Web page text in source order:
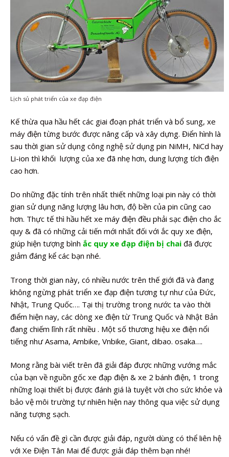
Lịch sủ phát triển của xe đạp điện
Kế thừa qua hầu hết các giai đoạn phát triển và bổ sung, xe
máy điện từng bước được nâng cấp và xây dựng. Điển hình là
sau thời gian sử dụng công nghệ sử dụng pin NiMH, NiCd hay
Li-ion thì khối lượng của xe đã nhẹ hơn, dung lượng tích điện
cao hơn.
Do những đặc tính trên nhất thiết những loại pin này có thời
gian sử dụng năng lượng lâu hơn, độ bền của pin cũng cao
hơn. Thực tế thì hầu hết xe máy điện đều phải sạc điện cho ắc
quy & đã có những cải tiến mới nhất đối với ắc quy xe điện,
giúp hiện tượng bình ắc quy xe đạp điện bị chai đã được
giảm đáng kể các bạn nhé.
Trong thời gian này, có nhiều nước trên thế giới đã và đang
không ngừng phát triển xe đạp điện tương tự như của Đức,
Nhật, Trung Quốc…. Tại thị trường trong nước ta vào thời
điểm hiện nay, các dòng xe điện từ Trung Quốc và Nhật Bản
đang chiếm lĩnh rất nhiều . Một số thương hiệu xe điện nổi
tiếng như Asama, Ambike, Vnbike, Giant, dibao. osaka….
Mong rằng bài viết trên đã giải đáp được những vướng mắc
của bạn về nguồn gốc xe đạp điện & xe 2 bánh điện, 1 trong
những loại thiết bị được đánh giá là tuyệt vời cho sức khỏe và
bảo vệ môi trường tự nhiên hiện nay thông qua việc sử dụng
năng tượng sạch.
Nếu có vấn đề gì cần được giải đáp, người dùng có thể liên hệ
với Xe Điện Tân Mai để được giải đáp thêm bạn nhé!